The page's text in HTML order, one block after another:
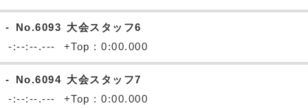
- No.6093 大会スタッフ6
-:--:--.---
+Top : 0:00.000
- No.6094 大会スタッフ7
-:--:--.---
+Top : 0:00.000